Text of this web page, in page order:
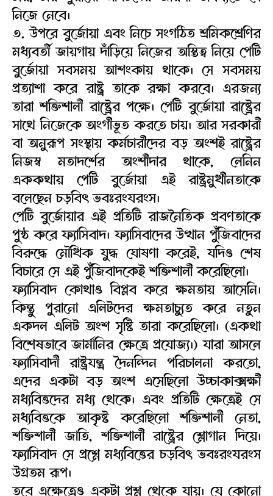
নিজে নেবে।
৩. উপরে বুর্জোয়া এবং নিচে সংগঠিত শ্রমিকশ্রেণির
মধ্যবর্তী জায়গায় দাঁড়িয়ে নিজের অস্তিত্ব নিয়ে পেটি
বুর্জোয়া সবসময় আশংকায় থাকে। সে সবসময়
প্রত্যাশা করে রাষ্ট্র তাকে রক্ষা করবে। এরজন্য
তারা শক্তিশালী রাষ্ট্রের পক্ষে। পেটি বুর্জোয়া রাষ্ট্রের
সাথে নিজেকে অংগীভূত করতে চায়। আর সরকারী
বা অনুরূপ সংস্থায় কর্মচারীদের বড় অংশই রাষ্ট্রের
নিজস্ব মতাদর্শের অংশীদার থাকে, লেনিন
এককথায় পেটি বুর্জোয়া এই রাষ্ট্রমুখীনতাকে
বলেছেন চড়বিৎ ভবঃরংযরংস।
পেটি বুর্জোয়ার এই প্রতিটি রাজনৈতিক প্রবণতাকে
পুষ্ঠ করে ফ্যাসিবাদ। ফ্যাসিবাদের উত্থান পুঁজিবাদের
বিরুদ্ধে মৌখিক যুদ্ধ ঘোষণা করেই, যদিও শেষ
বিচারে সে এই পুঁজিবাদকেই শক্তিশালী করেছিলো।
ফ্যাসিবাদ কোথাও বিপ্লব করে ক্ষমতায় আসেনি।
কিন্তু পুরানো এলিটদের ক্ষমতাচ্যুত করে নতুন
একদল এলিট অংশ সৃষ্টি তারা করেছিলো। (একথা
বিশেষভাবে জার্মানির ক্ষেত্রে প্রযোজ্য।) যারা আসলে
ফ্যাসিবাদী রাষ্ট্রযন্ত্র দৈনন্দিন পরিচালনা করতো,
এদের একটা বড় অংশ এসেছিলো উচ্চাকাক্সক্ষী
মধ্যবিত্তদের মধ্য থেকে। এবং প্রতিটি ক্ষেত্রেই সে
মধ্যবিত্তকে আকৃষ্ট করেছিলো শক্তিশালী নেতা,
শক্তিশালী জাতি, শক্তিশালী রাষ্ট্রের শ্লোগান দিয়ে।
ফ্যাসিবাদ সে প্রশ্নে মধ্যবিত্তের চড়বিৎ ভবঃরংযরংস
উগ্রতম রূপ।
তবে এক্ষেত্রেও একটা প্রশ্ন থেকে যায়। যে কোনো